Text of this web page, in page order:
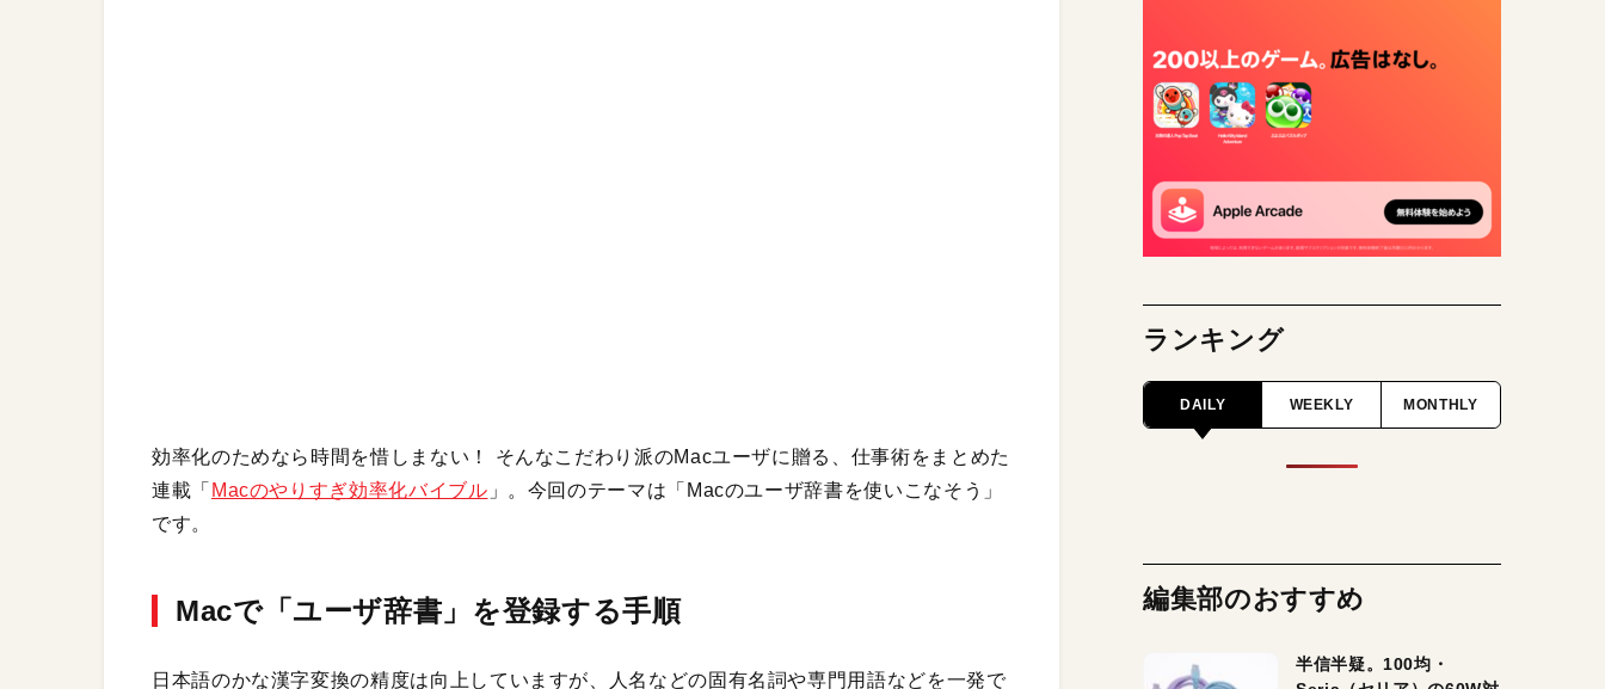
効率化のためなら時間を惜しまない！ そんなこだわり派のMacユーザに贈る、仕事術をまとめた
連載「 Macのやりすぎ効率化バイブル 」。今回のテーマは「Macのユーザ辞書を使いこなそう」
です。
Macで「ユーザ辞書」を登録する手順
日本語のかな漢字変換の精度は向上していますが、人名などの固有名詞や専門用語などを一発で
ランキング
DAILY WEEKLY MONTHLY
編集部のおすすめ
半信半疑。100均・